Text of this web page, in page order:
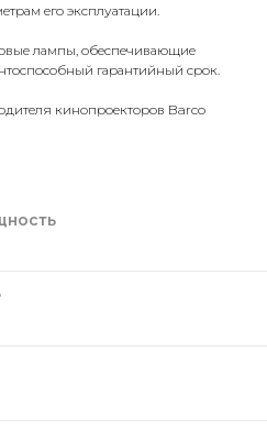
его эксплуатации.
лампы, обеспечивающие
гарантийный срок.
кинопроекторов Barco